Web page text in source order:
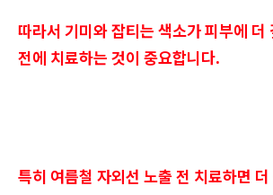
따라서 기미와 잡티는 색소가 피부에 더
전에 치료하는 것이 중요합니다.
특히 여름철 자외선 노출 전 치료하면